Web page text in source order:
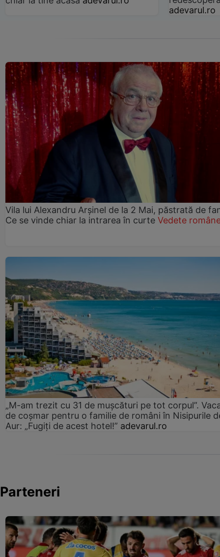
adevarul.ro
Vila lui Alexandru Arșinel de la 2 Mai, păstrată de
Ce se vinde chiar la intrarea în curte Vedete
„M-am trezit cu 31 de mușcături pe tot corpul”.
de coșmar pentru o familie de români în Nisipurile
Aur: „Fugiți de acest hotel!” adevarul.ro
Parteneri